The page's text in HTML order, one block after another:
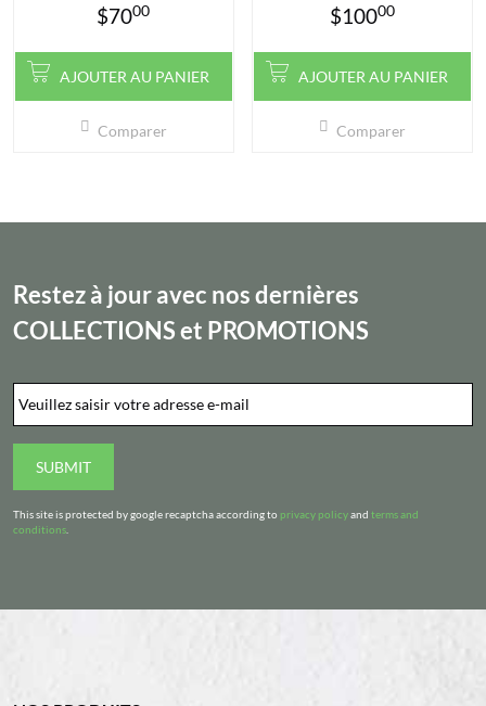
$7000
AJOUTER AU PANIER
Comparer
$10000
AJOUTER AU PANIER
Comparer
Restez à jour avec nos dernières
COLLECTIONSet PROMOTIONS
SUBMIT
This site is protected by google recaptcha according to privacy policyand terms and
conditions